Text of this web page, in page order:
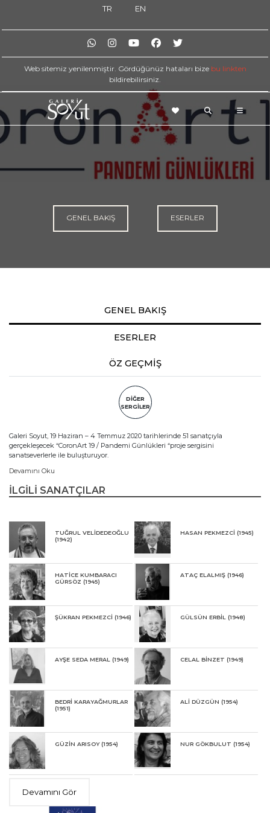
TR EN
Web sitemiz yenilenmiştir. Gördüğünüz hataları bize bu linkten
bildirebilirsiniz.
GENEL BAKIŞ ESERLER
GENEL BAKIŞ
ESERLER
ÖZ GEÇMİŞ
DİĞER
SERGİLER
Galeri Soyut, 19 Haziran – 4 Temmuz 2020 tarihlerinde 51 sanatçıyla
gerçekleşecek “CoronArt 19 / Pandemi Günlükleri “proje sergisini
sanatseverlerle ile buluşturuyor.
Devamını Oku
İLGİLİ SANATÇILAR
TUĞRUL VELİDEDEOĞLU
(1942)
HASAN PEKMEZCİ (1945)
HATİCE KUMBARACI
GÜRSÖZ (1945)
ATAÇ ELALMIŞ (1946)
ŞÜKRAN PEKMEZCİ (1946) GÜLSÜN ERBİL (1948)
AYŞE SEDA MERAL (1949) CELAL BİNZET (1949)
BEDRİ KARAYAĞMURLAR
(1951)
ALİ DÜZGÜN (1954)
GÜZİN ARISOY (1954) NUR GÖKBULUT (1954)
Devamını Gör